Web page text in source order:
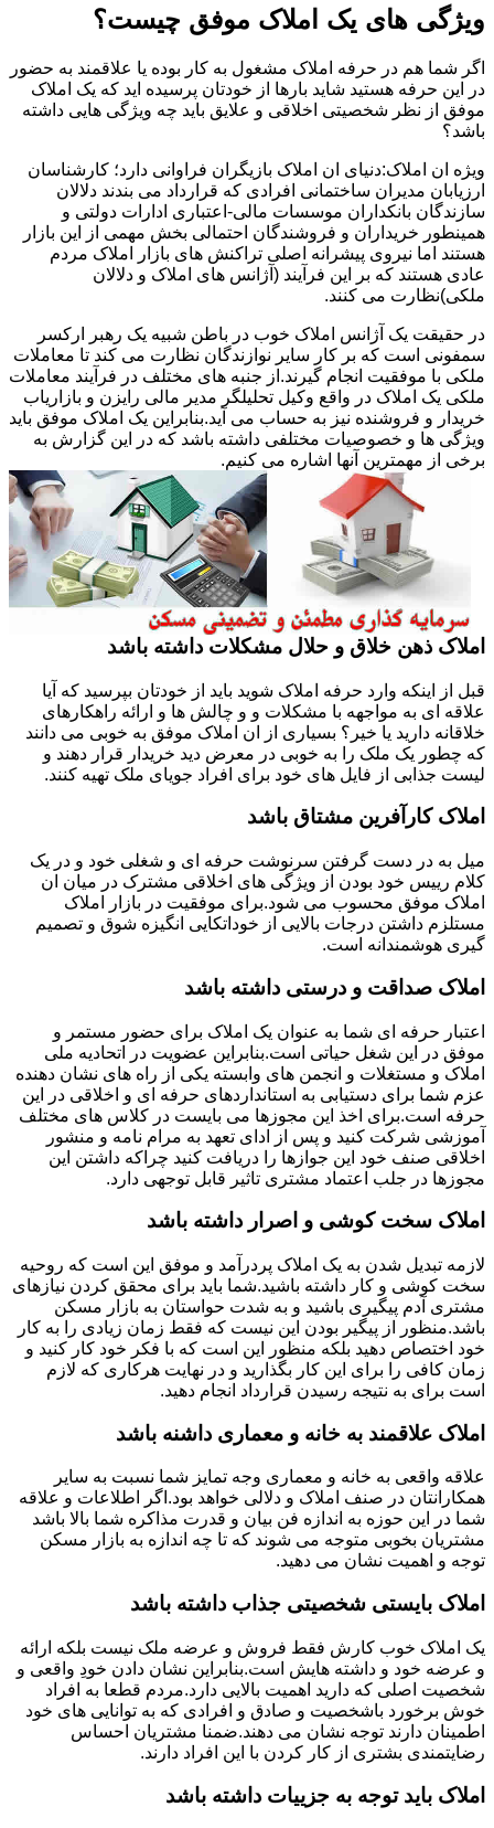
ویژگی های یک املاک موفق چیست؟
اگر شما هم در حرفه املاک مشغول به کار بوده یا علاقمند به حضور
در این حرفه هستید شاید بارها از خودتان پرسیده اید که یک املاک
موفق از نظر شخصیتی اخلاقی و علایق باید چه ویژگی هایی داشته
باشد؟
ویژه ان املاک:دنیای ان املاک بازیگران فراوانی دارد؛ کارشناسان
ارزیابان مدیران ساختمانی افرادی که قرارداد می بندند دلالان
سازندگان بانکداران موسسات مالی-اعتباری ادارات دولتی و
همینطور خریداران و فروشندگان احتمالی بخش مهمی از این بازار
هستند اما نیروی پیشرانه اصلی تراکنش های بازار املاک مردم
عادی هستند که بر این فرآیند (آژانس های املاک و دلالان
ملکی)نظارت می کنند.
در حقیقت یک آژانس املاک خوب در باطن شبیه یک رهبر ارکسر
سمفونی است که بر کار سایر نوازندگان نظارت می کند تا معاملات
ملکی با موفقیت انجام گیرند.از جنبه های مختلف در فرآیند معاملات
ملکی یک املاک در واقع وکیل تحلیلگر مدیر مالی رایزن و بازاریاب
خریدار و فروشنده نیز به حساب می آید.بنابراین یک املاک موفق باید
ویژگی ها و خصوصیات مختلفی داشته باشد که در این گزارش به
برخی از مهمترین آنها اشاره می کنیم.
املاک ذهن خلاق و حلال مشکلات داشته باشد
قبل از اینکه وارد حرفه املاک شوید باید از خودتان بپرسید که آیا
علاقه ای به مواجهه با مشکلات و و چالش ها و ارائه راهکارهای
خلاقانه دارید یا خیر؟ بسیاری از ان املاک موفق به خوبی می دانند
که چطور یک ملک را به خوبی در معرض دید خریدار قرار دهند و
لیست جذابی از فایل های خود برای افراد جویای ملک تهیه کنند.
املاک کارآفرین مشتاق باشد
میل به در دست گرفتن سرنوشت حرفه ای و شغلی خود و در یک
کلام رییس خود بودن از ویژگی های اخلاقی مشترک در میان ان
املاک موفق محسوب می شود.برای موفقیت در بازار املاک
مستلزم داشتن درجات بالایی از خوداتکایی انگیزه شوق و تصمیم
گیری هوشمندانه است.
املاک صداقت و درستی داشته باشد
اعتبار حرفه ای شما به عنوان یک املاک برای حضور مستمر و
موفق در این شغل حیاتی است.بنابراین عضویت در اتحادیه ملی
املاک و مستغلات و انجمن های وابسته یکی از راه های نشان دهنده
عزم شما برای دستیابی به استانداردهای حرفه ای و اخلاقی در این
حرفه است.برای اخذ این مجوزها می بایست در کلاس های مختلف
آموزشی شرکت کنید و پس از ادای تعهد به مرام نامه و منشور
اخلاقی صنف خود این جوازها را دریافت کنید چراکه داشتن این
مجوزها در جلب اعتماد مشتری تاثیر قابل توجهی دارد.
املاک سخت کوشی و اصرار داشته باشد
لازمه تبدیل شدن به یک املاک پردرآمد و موفق این است که روحیه
سخت کوشی و کار داشته باشید.شما باید برای محقق کردن نیازهای
مشتری آدم پیگیری باشید و به شدت حواستان به بازار مسکن
باشد.منظور از پیگیر بودن این نیست که فقط زمان زیادی را به کار
خود اختصاص دهید بلکه منظور این است که با فکر خود کار کنید و
زمان کافی را برای این کار بگذارید و در نهایت هرکاری که لازم
است برای به نتیجه رسیدن قرارداد انجام دهید.
املاک علاقمند به خانه و معماری داشنه باشد
علاقه واقعی به خانه و معماری وجه تمایز شما نسبت به سایر
همکارانتان در صنف املاک و دلالی خواهد بود.اگر اطلاعات و علاقه
شما در این حوزه به اندازه فن بیان و قدرت مذاکره شما بالا باشد
مشتریان بخوبی متوجه می شوند که تا چه اندازه به بازار مسکن
توجه و اهمیت نشان می دهید.
املاک بایستی شخصیتی جذاب داشته باشد
یک املاک خوب کارش فقط فروش و عرضه ملک نیست بلکه ارائه
و عرضه خود و داشته هایش است.بنابراین نشان دادن خودِ واقعی و
شخصیت اصلی که دارید اهمیت بالایی دارد.مردم قطعا به افراد
خوش برخورد باشخصیت و صادق و افرادی که به توانایی های خود
اطمینان دارند توجه نشان می دهند.ضمنا مشتریان احساس
رضایتمندی بشتری از کار کردن با این افراد دارند.
املاک باید توجه به جزییات داشته باشد